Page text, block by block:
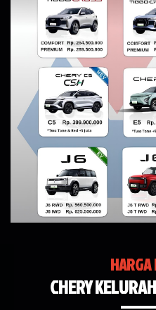
CHERY